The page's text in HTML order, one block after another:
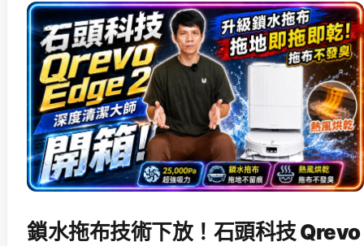
鎖水拖布技術下放！石頭科技 Qrevo